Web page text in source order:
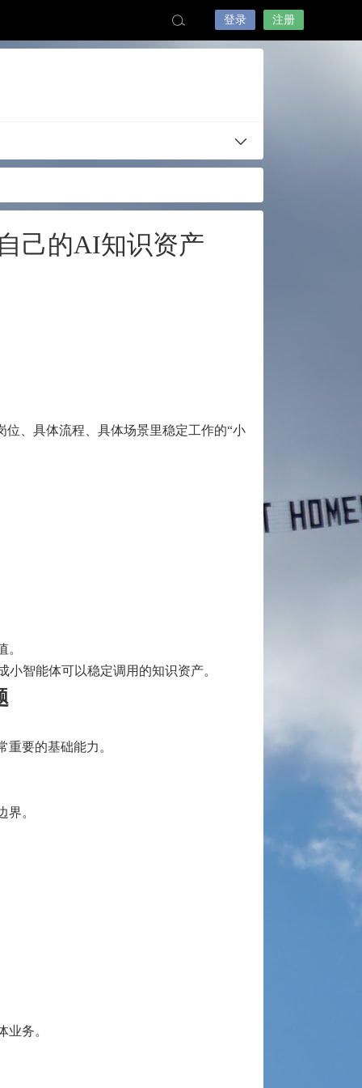
登录 注册
己的AI知识资产
、具体流程、具体场景里稳定工作的“小
智能体可以稳定调用的知识资产。
要的基础能力。
。
务。